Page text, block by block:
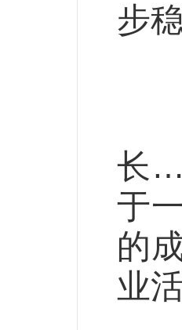
步
长
于
的
业